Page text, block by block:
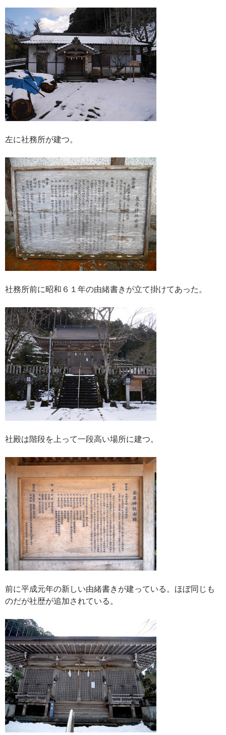
左に社務所が建つ。
社務所前に昭和６１年の由緒書きが立て掛けてあった。
社殿は階段を上って一段高い場所に建つ。
前に平成元年の新しい由緒書きが建っている。ほぼ同じも
のだが社歴が追加されている。